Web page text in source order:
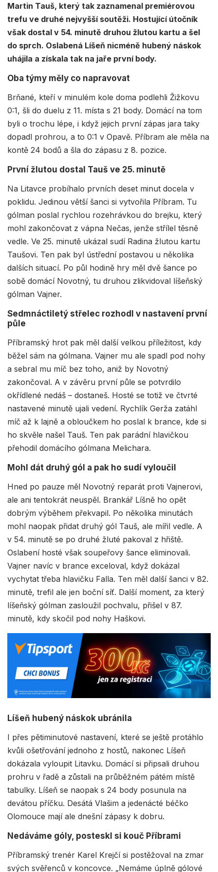
Martin Tauš, který tak zaznamenal premiérovou
trefu ve druhé nejvyšší soutěži. Hostující útočník
však dostal v 54. minutě druhou žlutou kartu a šel
do sprch. Oslabená Líšeň nicméně hubený náskok
uhájila a získala tak na jaře první body.
Oba týmy měly co napravovat
Brňané, kteří v minulém kole doma podlehli Žižkovu
0:1, šli do duelu z 11. místa s 21 body. Domácí na tom
byli o trochu lépe, i když jejich první zápas jara taky
dopadl prohrou, a to 0:1 v Opavě. Příbram ale měla na
kontě 24 bodů a šla do zápasu z 8. pozice.
První žlutou dostal Tauš ve 25. minutě
Na Litavce probíhalo prvních deset minut docela v
poklidu. Jedinou větší šanci si vytvořila Příbram. Tu
gólman poslal rychlou rozehrávkou do brejku, který
mohl zakončovat z vápna Nečas, jenže střílel těsně
vedle. Ve 25. minutě ukázal sudí Radina žlutou kartu
Taušovi. Ten pak byl ústřední postavou u několika
dalších situací. Po půl hodině hry měl dvě šance po
sobě domácí Novotný, tu druhou zlikvidoval líšeňský
gólman Vajner.
Sedmnáctiletý střelec rozhodl v nastavení první
půle
Příbramský hrot pak měl další velkou příležitost, kdy
běžel sám na gólmana. Vajner mu ale spadl pod nohy
a sebral mu míč bez toho, aniž by Novotný
zakončoval. A v závěru první půle se potvrdilo
okřídlené nedáš – dostaneš. Hosté se totiž ve čtvrté
nastavené minutě ujali vedení. Rychlík Gerža zatáhl
míč až k lajně a obloučkem ho poslal k brance, kde si
ho skvěle našel Tauš. Ten pak parádní hlavičkou
přehodil domácího gólmana Melichara.
Mohl dát druhý gól a pak ho sudí vyloučil
Hned po pauze měl Novotný reparát proti Vajnerovi,
ale ani tentokrát neuspěl. Brankář Líšně ho opět
dobrým výběhem překvapil. Po několika minutách
mohl naopak přidat druhý gól Tauš, ale mířil vedle. A
v 54. minutě se po druhé žluté pakoval z hřiště.
Oslabení hosté však soupeřovy šance eliminovali.
Vajner navíc v brance exceloval, když dokázal
vychytat třeba hlavičku Falla. Ten měl další šanci v 82.
minutě, trefil ale jen boční síť. Další moment, za který
líšeňský gólman zasloužil pochvalu, přišel v 87.
minutě, kdy skočil pod nohy Haškovi.
Líšeň hubený náskok ubránila
I přes pětiminutové nastavení, které se ještě protáhlo
kvůli ošetřování jednoho z hostů, nakonec Líšeň
dokázala vyloupit Litavku. Domácí si připsali druhou
prohru v řadě a zůstali na průběžném pátém místě
tabulky. Líšeň se naopak s 24 body posunula na
devátou příčku. Desátá Vlašim a jedenácté béčko
Olomouce mají ale dnešní zápasy k dobru.
Nedáváme góly, posteskl si kouč Příbrami
Příbramský trenér Karel Krejčí si postěžoval na zmar
svých svěřenců v koncovce. „Nemáme úplně gólové